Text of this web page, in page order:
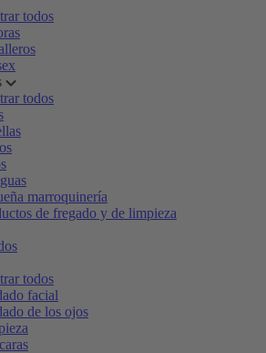
todos
todos
marroquinería
de fregado y de limpieza
todos
facial
de los ojos